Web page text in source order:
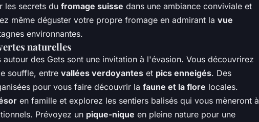
les secrets du fromage suisse dans une ambiance conviviale et
même déguster votre propre fromage en admirant la vue
environnantes.
naturelles
autour des Gets sont une invitation à l'évasion. Vous découvrirez
souffle, entre vallées verdoyantes et pics enneigés. Des
pour vous faire découvrir la faune et la flore locales.
en famille et explorez les sentiers balisés qui vous mèneront à
Prévoyez un pique-nique en pleine nature pour une